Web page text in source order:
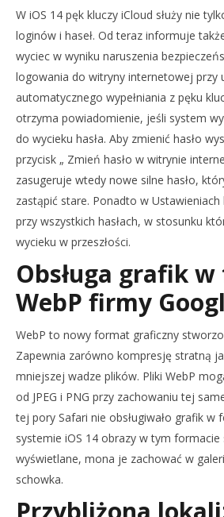
W iOS 14 pęk kluczy iCloud służy nie
loginów i haseł. Od teraz informuje
wyciec w wyniku naruszenia
logowania do witryny internetowej przy
automatycznego wypełniania z pęku
otrzyma powiadomienie, jeśli system
do wycieku hasła. Aby zmienić hasło
przycisk „ Zmień hasło w witrynie
zasugeruje wtedy nowe silne hasło,
zastąpić stare. Ponadto w
przy wszystkich hasłach, w stosunku
wycieku w przeszłości.
Obsługa grafik
WebP firmy
WebP to nowy format graficzny
Zapewnia zarówno kompresję stratną
mniejszej wadze plików. Pliki WebP
od JPEG i PNG przy zachowaniu tej
tej pory Safari nie obsługiwało grafik w
systemie iOS 14 obrazy w tym formacie
wyświetlane, mona je zachować w
schowka.